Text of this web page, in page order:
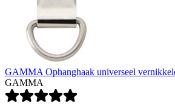
GAMMA Ophanghaak universeel
GAMMA